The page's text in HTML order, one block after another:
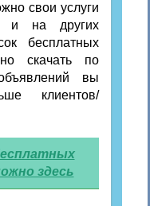
свои услуги
и на других
бесплатных
скачать по
вы
клиентов/
здесь